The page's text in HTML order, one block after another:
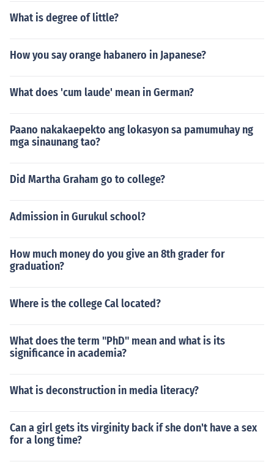
What is degree of little?
How you say orange habanero in Japanese?
What does 'cum laude' mean in German?
Paano nakakaepekto ang lokasyon sa pamumuhay ng
mga sinaunang tao?
Did Martha Graham go to college?
Admission in Gurukul school?
How much money do you give an 8th grader for
graduation?
Where is the college Cal located?
What does the term "PhD" mean and what is its
significance in academia?
What is deconstruction in media literacy?
Can a girl gets its virginity back if she don't have a sex
for a long time?